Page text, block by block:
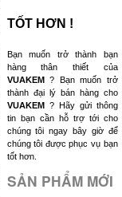
TỐT HƠN !
Bạn muốn trở thành bạn
hàng thân thiết của
VUAKEM? Bạn muốn trở
thành đại lý bán hàng cho
VUAKEM? Hãy gửi thông
tin bạn cần hỗ trợ tới cho
chúng tôi ngay bây giờ để
chúng tôi được phục vụ bạn
tốt hơn.
SẢN PHẨM MỚI